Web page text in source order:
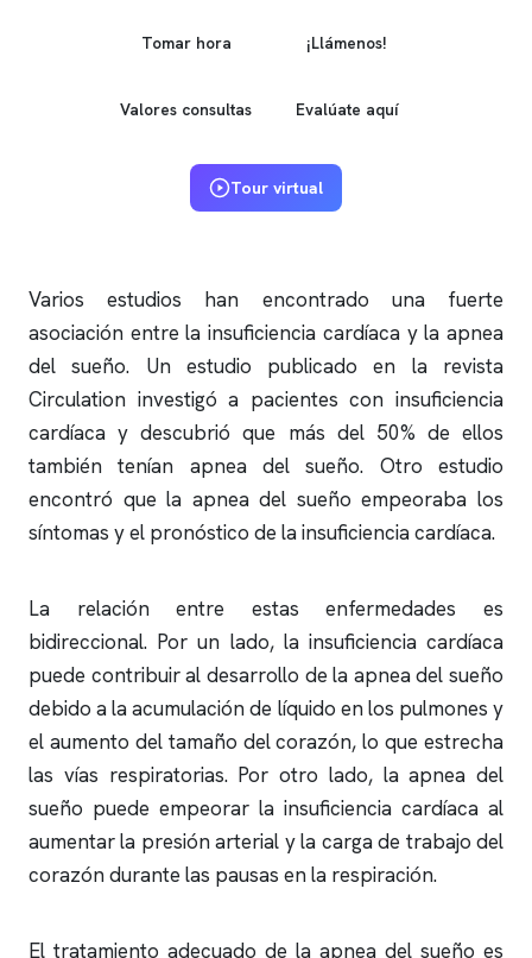
Tomar hora ¡Llámenos!
Valores consultas Evalúate aquí
Tour virtual
Varios estudios han encontrado una fuerte
asociación entre la insuficiencia cardíaca y la apnea
del sueño. Un estudio publicado en la revista
Circulation investigó a pacientes con insuficiencia
cardíaca y descubrió que más del 50% de ellos
también tenían apnea del sueño. Otro estudio
encontró que la apnea del sueño empeoraba los
síntomas y el pronóstico de la insuficiencia cardíaca.
La relación entre estas enfermedades es
bidireccional. Por un lado, la insuficiencia cardíaca
puede contribuir al desarrollo de la apnea del sueño
debido a la acumulación de líquido en los pulmones y
el aumento del tamaño del corazón, lo que estrecha
las vías respiratorias. Por otro lado, laapnea del
sueño puede empeorar la insuficiencia cardíaca al
aumentar la presión arterial y la carga de trabajo del
corazón durante las pausas en la respiración.
El tratamiento adecuado de la apnea del sueño es